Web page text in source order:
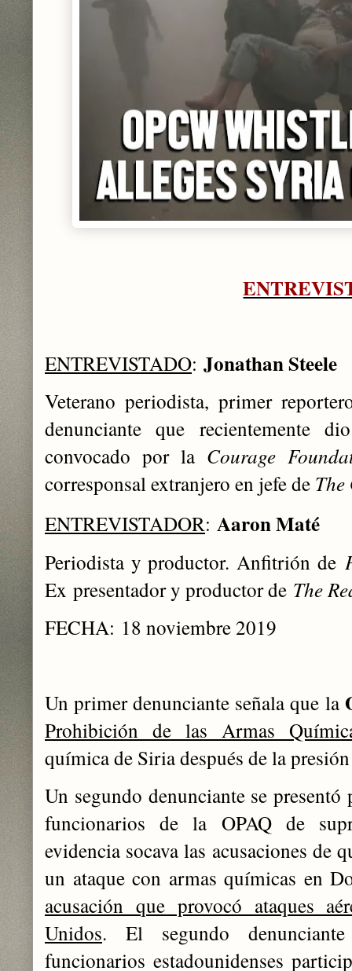
ENTREVISTADO: Jonathan Steele
Veterano periodista, primer
denunciante que recientemente
convocado por la Courage
corresponsal extranjero en jefe de
ENTREVISTADOR: Aaron Maté
Periodista y productor. Anfitrión de
Ex presentador y productor de The
FECHA: 18 noviembre 2019
Un primer denunciante señala que la
Prohibición de las Armas
química de Siria después de la
Un segundo denunciante se
funcionarios de la OPAQ de
evidencia socava las acusaciones de
un ataque con armas químicas en
acusación que provocó ataques
Unidos. El segundo
funcionarios estadounidenses